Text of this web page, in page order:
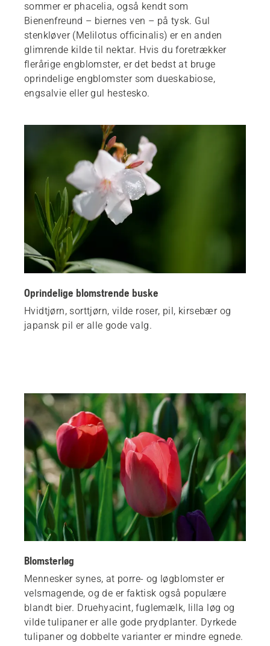
sommer er phacelia, også kendt som
Bienenfreund – biernes ven – på tysk. Gul
stenkløver (Melilotus officinalis) er en anden
glimrende kilde til nektar. Hvis du foretrækker
flerårige engblomster, er det bedst at bruge
oprindelige engblomster som dueskabiose,
engsalvie eller gul hestesko.
Oprindelige blomstrende buske
Hvidtjørn, sorttjørn, vilde roser, pil, kirsebær og
japansk pil er alle gode valg.
Blomsterløg
Mennesker synes, at porre- og løgblomster er
velsmagende, og de er faktisk også populære
blandt bier. Druehyacint, fuglemælk, lilla løg og
vilde tulipaner er alle gode prydplanter. Dyrkede
tulipaner og dobbelte varianter er mindre egnede.